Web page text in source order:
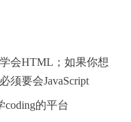
会HTML；如果你想
须要会JavaScript
coding的平台